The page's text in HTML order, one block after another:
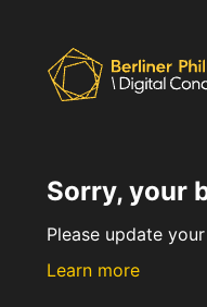
Sorry, your
Please update
Learn more